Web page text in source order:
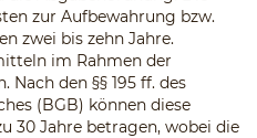
zur Aufbewahrung bzw.
zwei bis zehn Jahre.
im Rahmen der
den §§ 195 ff. des
(BGB) können diese
30 Jahre betragen, wobei die